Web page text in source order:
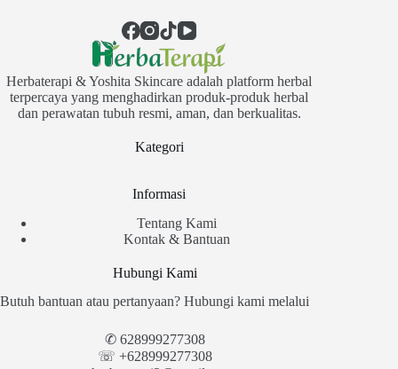
Herbaterapi & Yoshita Skincare adalah platform herbal
terpercaya yang menghadirkan produk-produk herbal
dan perawatan tubuh resmi, aman, dan berkualitas.
Kategori
Informasi
Tentang Kami
Kontak & Bantuan
Hubungi Kami
Butuh bantuan atau pertanyaan? Hubungi kami melalui
✆ 628999277308
☏ +628999277308